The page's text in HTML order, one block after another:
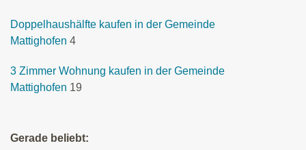
Doppelhaushälfte kaufen in der Gemeinde
Mattighofen 4
3 Zimmer Wohnung kaufen in der Gemeinde
Mattighofen 19
Gerade beliebt: